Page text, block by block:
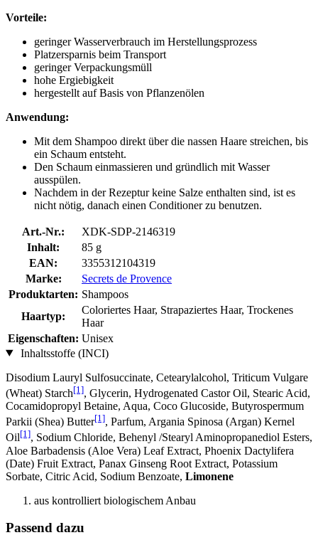
Vorteile:
geringer Wasserverbrauch im Herstellungsprozess
Platzersparnis beim Transport
geringer Verpackungsmüll
hohe Ergiebigkeit
hergestellt auf Basis von Pflanzenölen
Anwendung:
Mit dem Shampoo direkt über die nassen Haare streichen, bis
ein Schaum entsteht.
Den Schaum einmassieren und gründlich mit Wasser
ausspülen.
Nachdem in der Rezeptur keine Salze enthalten sind, ist es
nicht nötig, danach einen Conditioner zu benutzen.
Art.-Nr.:
XDK-SDP-2146319
Inhalt:
85 g
EAN:
3355312104319
Marke:
Secrets de Provence
Produktarten: Shampoos
Haartyp:
Coloriertes Haar, Strapaziertes Haar, Trockenes
Haar
Eigenschaften: Unisex
Inhaltsstoffe (INCI)
Disodium Lauryl Sulfosuccinate, Cetearylalcohol, Triticum Vulgare
(Wheat) Starch[1], Glycerin, Hydrogenated Castor Oil, Stearic Acid,
Cocamidopropyl Betaine, Aqua, Coco Glucoside, Butyrospermum
Parkii (Shea) Butter[1], Parfum, Argania Spinosa (Argan) Kernel
Oil[1], Sodium Chloride, Behenyl /Stearyl Aminopropanediol Esters,
Aloe Barbadensis (Aloe Vera) Leaf Extract, Phoenix Dactylifera
(Date) Fruit Extract, Panax Ginseng Root Extract, Potassium
Sorbate, Citric Acid, Sodium Benzoate, Limonene
aus kontrolliert biologischem Anbau
Passend dazu